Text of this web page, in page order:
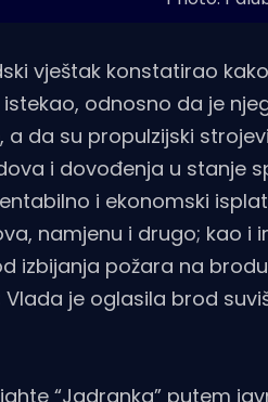
vještak konstatirao
odnosno da je
a da su propulzijski
i dovođenja u stanje
i ekonomski
namjenu i drugo; kao
izbijanja požara na
je oglasila brod
“Jadranka” putem